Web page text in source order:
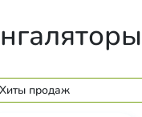
Хиты продаж